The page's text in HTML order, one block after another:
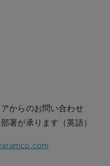
からのお問い合わせ
署が承ります（英語）